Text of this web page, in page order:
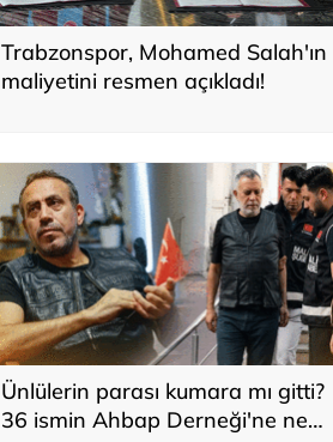
Trabzonspor, Mohamed Salah'ın
maliyetini resmen açıkladı!
Ünlülerin parası kumara mı gitti?
36 ismin Ahbap Derneği'ne ne